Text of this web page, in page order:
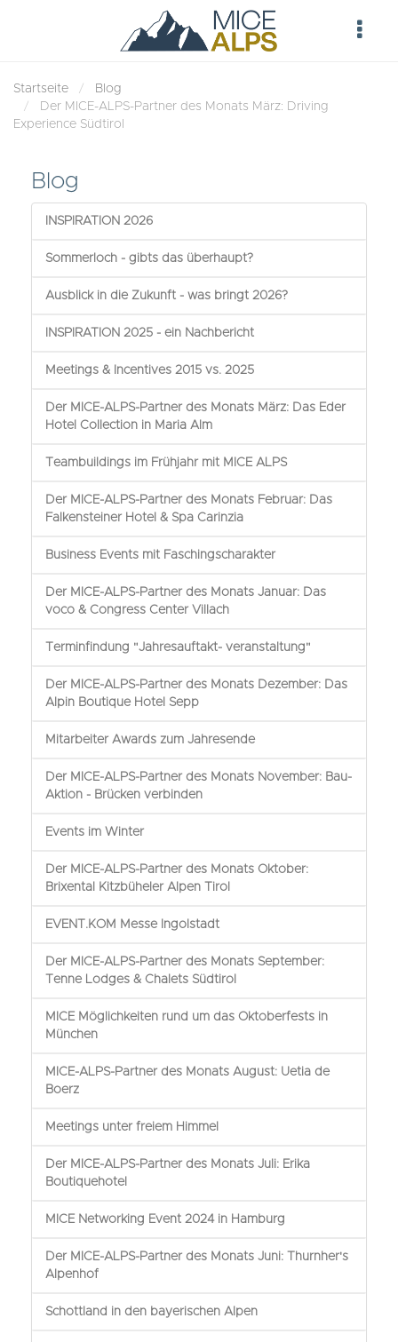
Startseite
Blog
Der MICE-ALPS-Partner des Monats März: Driving
Experience Südtirol
Blog
INSPIRATION 2026
Sommerloch - gibts das überhaupt?
Ausblick in die Zukunft - was bringt 2026?
INSPIRATION 2025 - ein Nachbericht
Meetings & Incentives 2015 vs. 2025
Der MICE-ALPS-Partner des Monats März: Das Eder
Hotel Collection in Maria Alm
Teambuildings im Frühjahr mit MICE ALPS
Der MICE-ALPS-Partner des Monats Februar: Das
Falkensteiner Hotel & Spa Carinzia
Business Events mit Faschingscharakter
Der MICE-ALPS-Partner des Monats Januar: Das
voco & Congress Center Villach
Terminfindung "Jahresauftakt- veranstaltung"
Der MICE-ALPS-Partner des Monats Dezember: Das
Alpin Boutique Hotel Sepp
Mitarbeiter Awards zum Jahresende
Der MICE-ALPS-Partner des Monats November: Bau-
Aktion - Brücken verbinden
Events im Winter
Der MICE-ALPS-Partner des Monats Oktober:
Brixental Kitzbüheler Alpen Tirol
EVENT.KOM Messe Ingolstadt
Der MICE-ALPS-Partner des Monats September:
Tenne Lodges & Chalets Südtirol
MICE Möglichkeiten rund um das Oktoberfests in
München
MICE-ALPS-Partner des Monats August: Uetia de
Boerz
Meetings unter freiem Himmel
Der MICE-ALPS-Partner des Monats Juli: Erika
Boutiquehotel
MICE Networking Event 2024 in Hamburg
Der MICE-ALPS-Partner des Monats Juni: Thurnher's
Alpenhof
Schottland in den bayerischen Alpen